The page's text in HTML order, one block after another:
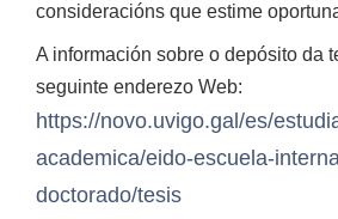
consideracións que estime
A información sobre o depósito da
seguinte enderezo Web:
https://novo.uvigo.gal/es/
academica/eido-escuela-
doctorado/tesis